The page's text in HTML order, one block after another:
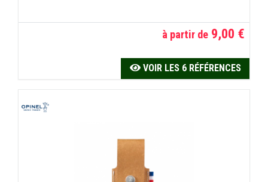
à partir de 9,00 €
VOIR LES 6 RÉFÉRENCES